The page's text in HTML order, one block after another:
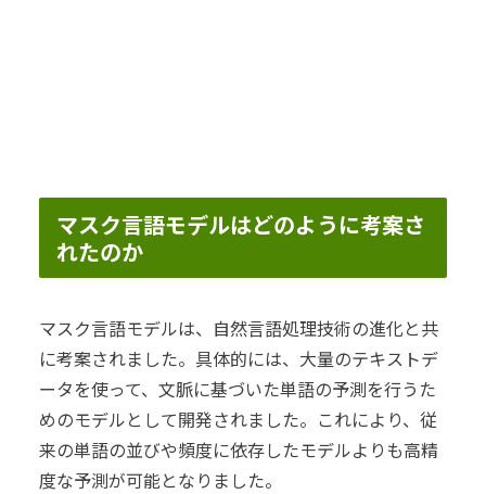
マスク言語モデルはどのように考案さ
れたのか
マスク言語モデルは、自然言語処理技術の進化と共
に考案されました。具体的には、大量のテキストデ
ータを使って、文脈に基づいた単語の予測を行うた
めのモデルとして開発されました。これにより、従
来の単語の並びや頻度に依存したモデルよりも高精
度な予測が可能となりました。